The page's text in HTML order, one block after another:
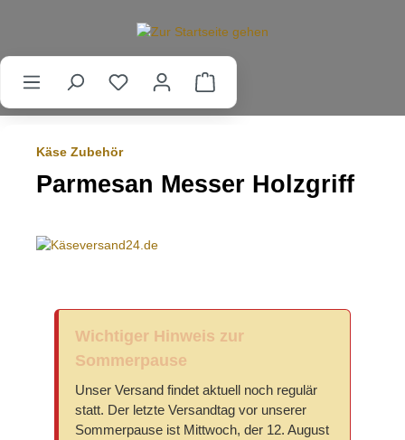
Käse Zubehör
Parmesan Messer Holzgriff
Wichtiger Hinweis zur
Sommerpause
Unser Versand findet aktuell noch regulär
statt. Der letzte Versandtag vor unserer
Sommerpause ist Mittwoch, der 12. August